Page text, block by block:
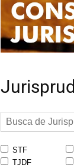
STF
TJDF